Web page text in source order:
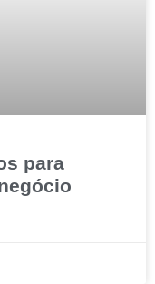
para